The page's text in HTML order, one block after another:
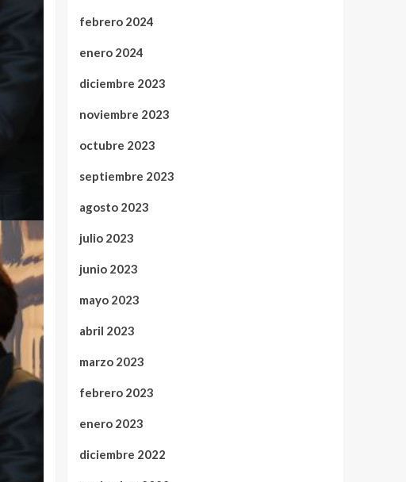
febrero 2024
enero 2024
diciembre 2023
noviembre 2023
octubre 2023
septiembre 2023
agosto 2023
julio 2023
junio 2023
mayo 2023
abril 2023
marzo 2023
febrero 2023
enero 2023
diciembre 2022